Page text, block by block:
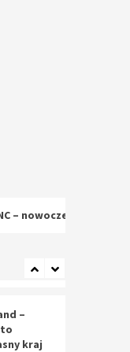
technologie
–
kraj